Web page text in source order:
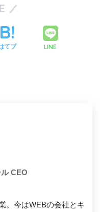
てブ LINE
CEO
。今はWEBの会社とキ